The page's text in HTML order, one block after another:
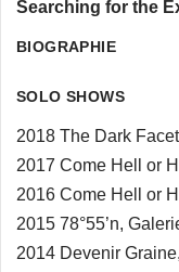
Searching for the
BIOGRAPHIE
SOLO SHOWS
2018 The Dark
2017 Come Hell or
2016 Come Hell or
2015 78°55’n,
2014 Devenir Graine,